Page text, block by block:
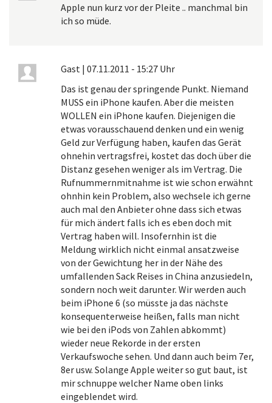
Apple nun kurz vor der Pleite .. manchmal bin
ich so müde.
Gast | 07.11.2011 - 15:27 Uhr
Das ist genau der springende Punkt. Niemand
MUSS ein iPhone kaufen. Aber die meisten
WOLLEN ein iPhone kaufen. Diejenigen die
etwas vorausschauend denken und ein wenig
Geld zur Verfügung haben, kaufen das Gerät
ohnehin vertragsfrei, kostet das doch über die
Distanz gesehen weniger als im Vertrag. Die
Rufnummernmitnahme ist wie schon erwähnt
ohnhin kein Problem, also wechsele ich gerne
auch mal den Anbieter ohne dass sich etwas
für mich ändert falls ich es eben doch mit
Vertrag haben will. Insofernhin ist die
Meldung wirklich nicht einmal ansatzweise
von der Gewichtung her in der Nähe des
umfallenden Sack Reises in China anzusiedeln,
sondern noch weit darunter. Wir werden auch
beim iPhone 6 (so müsste ja das nächste
konsequenterweise heißen, falls man nicht
wie bei den iPods von Zahlen abkommt)
wieder neue Rekorde in der ersten
Verkaufswoche sehen. Und dann auch beim 7er,
8er usw. Solange Apple weiter so gut baut, ist
mir schnuppe welcher Name oben links
eingeblendet wird.